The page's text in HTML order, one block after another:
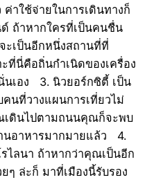
าใช้จ่ายในการเดินทางก็
ถ้าหากใครที่เป็นคนชื่น
ะเป็นอีกหนึ่งสถานที่ที่
ที่นี่คือถิ่นกำเนิดของเครื่อง
เอง 3. นิวยอร์กซิตี้ เป็น
นที่วางแผนการเที่ยวไม่
เดินไปตามถนนคุณก็จะพบ
นอาหารมากมายแล้ว 4.
ไลนา ถ้าหากว่าคุณเป็นอีก
ล่ะก็ มาที่เมืองนี้รับรอง